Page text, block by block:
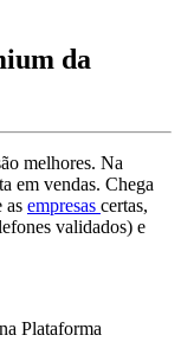
da
melhores. Na
em vendas. Chega
as empresas certas,
validados) e
Plataforma